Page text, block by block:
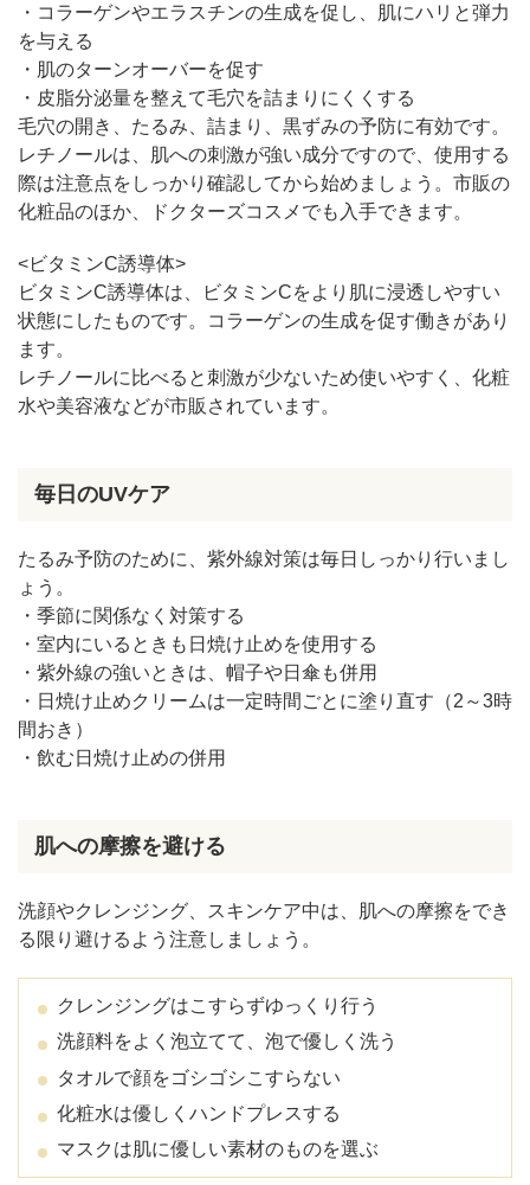
・コラーゲンやエラスチンの生成を促し、肌にハリと弾力
を与える
・肌のターンオーバーを促す
・皮脂分泌量を整えて毛穴を詰まりにくくする
毛穴の開き、たるみ、詰まり、黒ずみの予防に有効です。
レチノールは、肌への刺激が強い成分ですので、使用する
際は注意点をしっかり確認してから始めましょう。市販の
化粧品のほか、ドクターズコスメでも入手できます。
<ビタミンC誘導体>
ビタミンC誘導体は、ビタミンCをより肌に浸透しやすい
状態にしたものです。コラーゲンの生成を促す働きがあり
ます。
レチノールに比べると刺激が少ないため使いやすく、化粧
水や美容液などが市販されています。
毎日のUVケア
たるみ予防のために、紫外線対策は毎日しっかり行いまし
ょう。
・季節に関係なく対策する
・室内にいるときも日焼け止めを使用する
・紫外線の強いときは、帽子や日傘も併用
・日焼け止めクリームは一定時間ごとに塗り直す（2～3時
間おき）
・飲む日焼け止めの併用
肌への摩擦を避ける
洗顔やクレンジング、スキンケア中は、肌への摩擦をでき
る限り避けるよう注意しましょう。
クレンジングはこすらずゆっくり行う
洗顔料をよく泡立てて、泡で優しく洗う
タオルで顔をゴシゴシこすらない
化粧水は優しくハンドプレスする
マスクは肌に優しい素材のものを選ぶ